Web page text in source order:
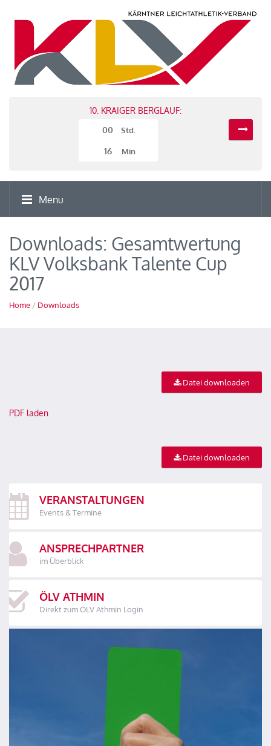
10. KRAIGER BERGLAUF:
00
Std.
16 Min
Menu
Downloads: Gesamtwertung
KLV Volksbank Talente Cup
2017
Home / Downloads
Datei downloaden
PDF laden
Datei downloaden
VERANSTALTUNGEN
Events & Termine
ANSPRECHPARTNER
im Überblick
ÖLV ATHMIN
Direkt zum ÖLV Athmin Login